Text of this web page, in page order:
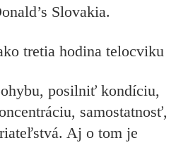
Slovakia.
tretia hodina telocviku
posilniť kondíciu,
samostatnosť,
Aj o tom je